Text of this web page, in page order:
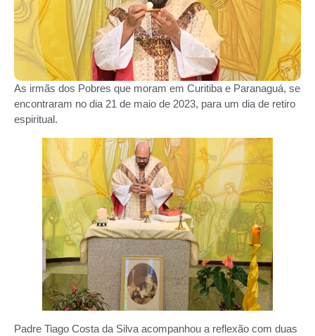
As irmãs dos Pobres que moram em Curitiba e Paranaguá, se
encontraram no dia 21 de maio de 2023, para um dia de retiro
espiritual.
Padre Tiago Costa da Silva acompanhou a reflexão com duas